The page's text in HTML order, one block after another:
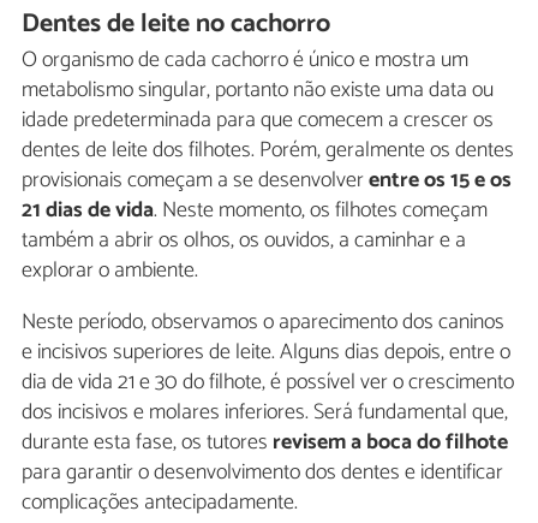
Dentes de leite no cachorro
O organismo de cada cachorro é único e mostra um
metabolismo singular, portanto não existe uma data ou
idade predeterminada para que comecem a crescer os
dentes de leite dos filhotes. Porém, geralmente os dentes
provisionais começam a se desenvolverentre os 15 e os
21 dias de vida. Neste momento, os filhotes começam
também a abrir os olhos, os ouvidos, a caminhar e a
explorar o ambiente.
Neste período, observamos o aparecimento dos caninos
e incisivos superiores de leite. Alguns dias depois, entre o
dia de vida 21 e 30 do filhote, é possível ver o crescimento
dos incisivos e molares inferiores. Será fundamental que,
durante esta fase, os tutores revisem a boca do filhote
para garantir o desenvolvimento dos dentes e identificar
complicações antecipadamente.